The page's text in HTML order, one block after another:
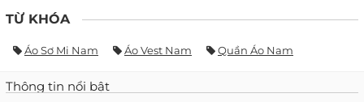
TỪ KHÓA
Áo Sơ Mi Nam Áo Vest Nam Quần Áo Nam
Thông tin nổi bật